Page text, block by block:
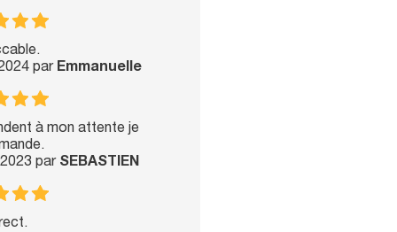
par Emmanuelle
à mon attente je
par SEBASTIEN